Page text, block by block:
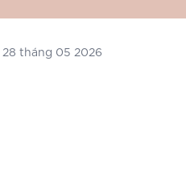
28 tháng 05 2026